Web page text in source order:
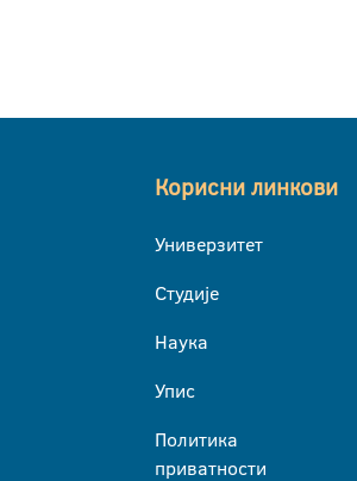
Корисни линкови
Универзитет
Студије
Наука
Упис
Политика
приватности